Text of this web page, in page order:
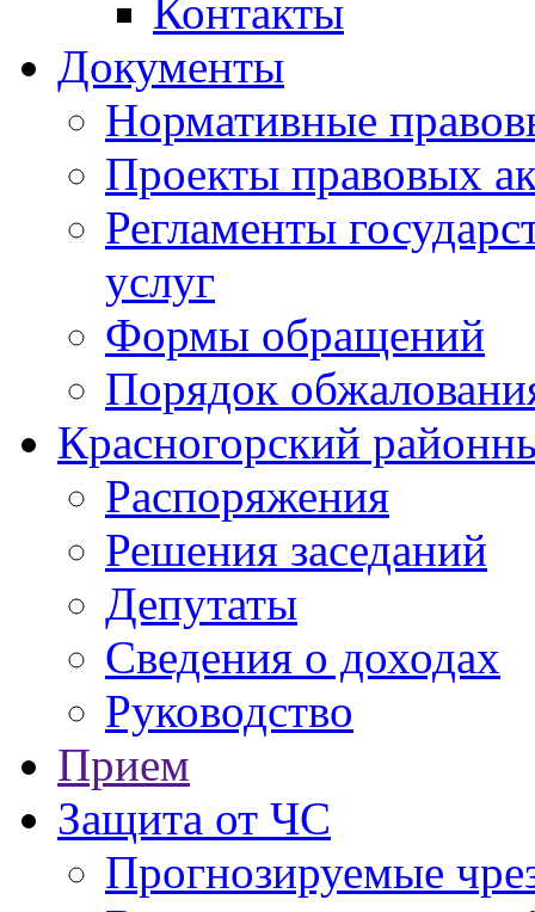
Контакты
Документы
Нормативные
Проекты правовых
Регламенты
услуг
Формы обращений
Порядок
Красногорский
Распоряжения
Решения заседаний
Депутаты
Сведения о доходах
Руководство
Прием
Защита от ЧС
Прогнозируемые